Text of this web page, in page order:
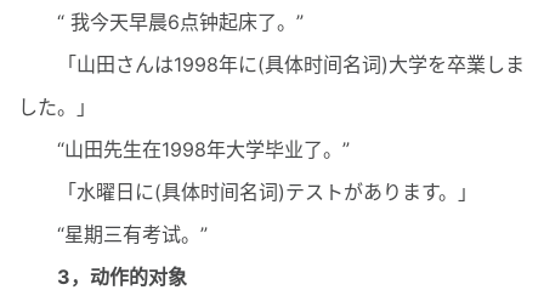
“ 我今天早晨6点钟起床了。”
「山田さんは1998年に(具体时间名词)大学を卒業しま
した。」
“山田先生在1998年大学毕业了。”
「水曜日に(具体时间名词)テストがあります。」
“星期三有考试。”
3，动作的对象